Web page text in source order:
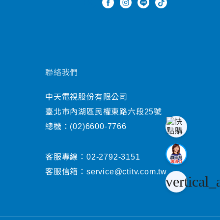
聯絡我們
中天電視股份有限公司
臺北市內湖區民權東路六段25號
總機： (02)6600-7766
客服專線： 02-2792-3151
客服信箱： service@ctitv.com.tw